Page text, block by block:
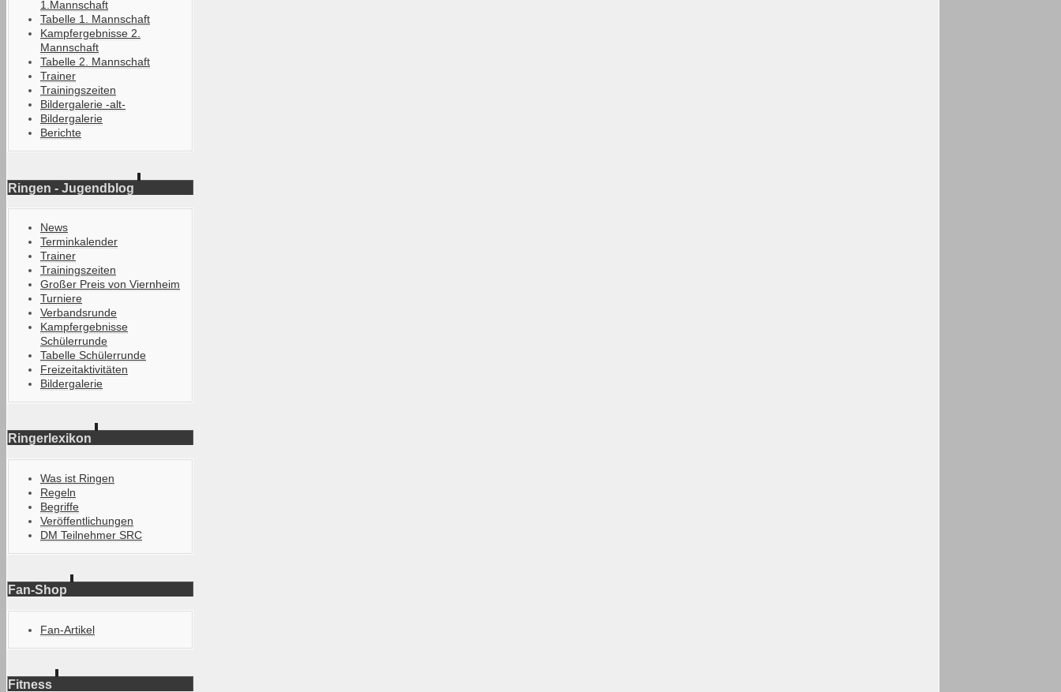
1.Mannschaft
Tabelle 1. Mannschaft
Kampfergebnisse 2.
Mannschaft
Tabelle 2. Mannschaft
Trainer
Trainingszeiten
Bildergalerie -alt-
Bildergalerie
Berichte
Ringen - Jugendblog
News
Terminkalender
Trainer
Trainingszeiten
Großer Preis von Viernheim
Turniere
Verbandsrunde
Kampfergebnisse
Schülerrunde
Tabelle Schülerrunde
Freizeitaktivitäten
Bildergalerie
Ringerlexikon
Was ist Ringen
Regeln
Begriffe
Veröffentlichungen
DM Teilnehmer SRC
Fan-Shop
Fan-Artikel
Fitness